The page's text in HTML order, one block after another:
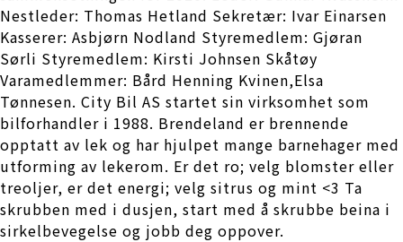
Nestleder: Thomas Hetland Sekretær: Ivar Einarsen
Kasserer: Asbjørn Nodland Styremedlem: Gjøran
Sørli Styremedlem: Kirsti Johnsen Skåtøy
Varamedlemmer: Bård Henning Kvinen,Elsa
Tønnesen. City Bil AS startet sin virksomhet som
bilforhandler i 1988. Brendeland er brennende
opptatt av lek og har hjulpet mange barnehager med
utforming av lekerom. Er det ro; velg blomster eller
treoljer, er det energi; velg sitrus og mint <3 Ta
skrubben med i dusjen, start med å skrubbe beina i
sirkelbevegelse og jobb deg oppover.